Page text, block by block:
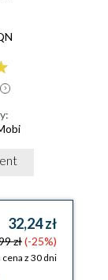
32,24 zł
zł(-25%)
cena z 30 dni